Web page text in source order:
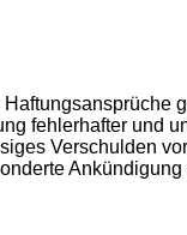
fehlerhafter und
Verschulden